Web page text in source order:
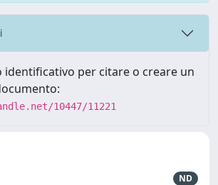
identificativo per citare o creare un
10447/11221
ND